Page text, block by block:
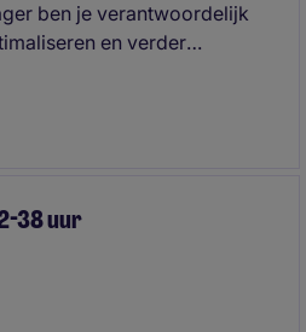
ben je verantwoordelijk
en verder
strategisch inzicht
en zorgt voor een
38 uur